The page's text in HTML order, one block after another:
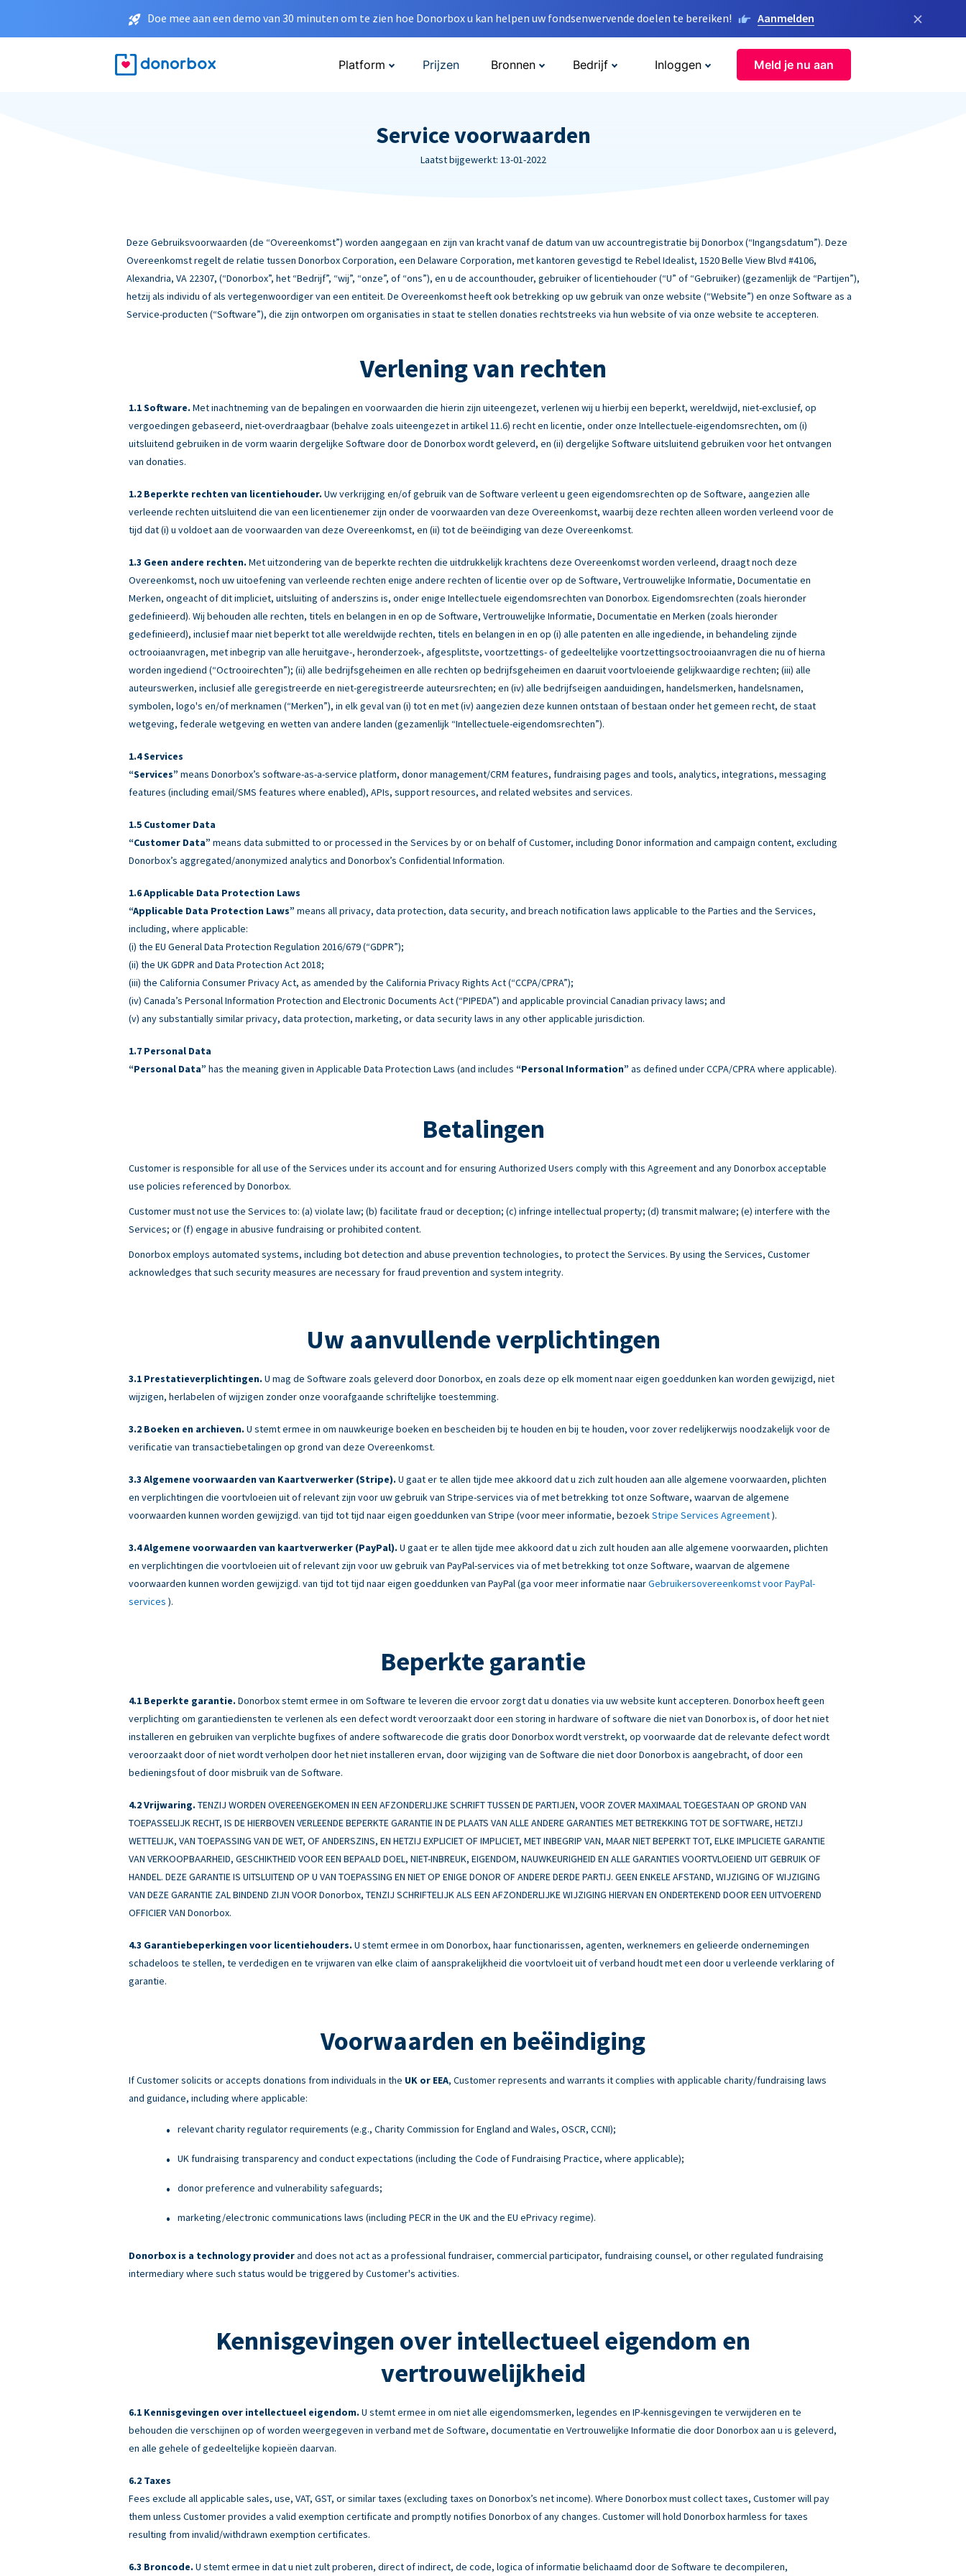
Doe mee aan een demo van 30 minuten om te zien hoe Donorbox u kan helpen uw fondsenwervende doelen te bereiken! Aanmelden ×
Platform Prijzen Bronnen Bedrijf Inloggen Meld je nu aan
Service voorwaarden
Laatst bijgewerkt: 13-01-2022
Deze Gebruiksvoorwaarden (de “Overeenkomst”) worden aangegaan en zijn van kracht vanaf de datum van uw accountregistratie bij Donorbox (“Ingangsdatum”). Deze
Overeenkomst regelt de relatie tussen Donorbox Corporation, een Delaware Corporation, met kantoren gevestigd te Rebel Idealist, 1520 Belle View Blvd #4106,
Alexandria, VA 22307, (“Donorbox”, het “Bedrijf”, “wij”, “onze”, of “ons”), en u de accounthouder, gebruiker of licentiehouder (“U” of “Gebruiker) (gezamenlijk de “Partijen”),
hetzij als individu of als vertegenwoordiger van een entiteit. De Overeenkomst heeft ook betrekking op uw gebruik van onze website (“Website”) en onze Software as a
Service-producten (“Software”), die zijn ontworpen om organisaties in staat te stellen donaties rechtstreeks via hun website of via onze website te accepteren.
Verlening van rechten
Software. Met inachtneming van de bepalingen en voorwaarden die hierin zijn uiteengezet, verlenen wij u hierbij een beperkt, wereldwijd, niet-exclusief, op
vergoedingen gebaseerd, niet-overdraagbaar (behalve zoals uiteengezet in artikel 11.6) recht en licentie, onder onze Intellectuele-eigendomsrechten, om (i)
uitsluitend gebruiken in de vorm waarin dergelijke Software door de Donorbox wordt geleverd, en (ii) dergelijke Software uitsluitend gebruiken voor het ontvangen
van donaties.
Beperkte rechten van licentiehouder. Uw verkrijging en/of gebruik van de Software verleent u geen eigendomsrechten op de Software, aangezien alle
verleende rechten uitsluitend die van een licentienemer zijn onder de voorwaarden van deze Overeenkomst, waarbij deze rechten alleen worden verleend voor de
tijd dat (i) u voldoet aan de voorwaarden van deze Overeenkomst, en (ii) tot de beëindiging van deze Overeenkomst.
Geen andere rechten. Met uitzondering van de beperkte rechten die uitdrukkelijk krachtens deze Overeenkomst worden verleend, draagt noch deze
Overeenkomst, noch uw uitoefening van verleende rechten enige andere rechten of licentie over op de Software, Vertrouwelijke Informatie, Documentatie en
Merken, ongeacht of dit impliciet, uitsluiting of anderszins is, onder enige Intellectuele eigendomsrechten van Donorbox. Eigendomsrechten (zoals hieronder
gedefinieerd). Wij behouden alle rechten, titels en belangen in en op de Software, Vertrouwelijke Informatie, Documentatie en Merken (zoals hieronder
gedefinieerd), inclusief maar niet beperkt tot alle wereldwijde rechten, titels en belangen in en op (i) alle patenten en alle ingediende, in behandeling zijnde
octrooiaanvragen, met inbegrip van alle heruitgave-, heronderzoek-, afgesplitste, voortzettings- of gedeeltelijke voortzettingsoctrooiaanvragen die nu of hierna
worden ingediend (“Octrooirechten”); (ii) alle bedrijfsgeheimen en alle rechten op bedrijfsgeheimen en daaruit voortvloeiende gelijkwaardige rechten; (iii) alle
auteurswerken, inclusief alle geregistreerde en niet-geregistreerde auteursrechten; en (iv) alle bedrijfseigen aanduidingen, handelsmerken, handelsnamen,
symbolen, logo's en/of merknamen (“Merken”), in elk geval van (i) tot en met (iv) aangezien deze kunnen ontstaan of bestaan onder het gemeen recht, de staat
wetgeving, federale wetgeving en wetten van andere landen (gezamenlijk “Intellectuele-eigendomsrechten”).
Services
“Services” means Donorbox’s software-as-a-service platform, donor management/CRM features, fundraising pages and tools, analytics, integrations, messaging
features (including email/SMS features where enabled), APIs, support resources, and related websites and services.
Customer Data
“Customer Data” means data submitted to or processed in the Services by or on behalf of Customer, including Donor information and campaign content, excluding
Donorbox’s aggregated/anonymized analytics and Donorbox’s Confidential Information.
Applicable Data Protection Laws
“Applicable Data Protection Laws” means all privacy, data protection, data security, and breach notification laws applicable to the Parties and the Services,
including, where applicable:
(i) the EU General Data Protection Regulation 2016/679 (“GDPR”);
(ii) the UK GDPR and Data Protection Act 2018;
(iii) the California Consumer Privacy Act, as amended by the California Privacy Rights Act (“CCPA/CPRA”);
(iv) Canada’s Personal Information Protection and Electronic Documents Act (“PIPEDA”) and applicable provincial Canadian privacy laws; and
(v) any substantially similar privacy, data protection, marketing, or data security laws in any other applicable jurisdiction.
Personal Data
“Personal Data” has the meaning given in Applicable Data Protection Laws (and includes “Personal Information” as defined under CCPA/CPRA where applicable).
Betalingen
Customer is responsible for all use of the Services under its account and for ensuring Authorized Users comply with this Agreement and any Donorbox acceptable
use policies referenced by Donorbox.
Customer must not use the Services to: (a) violate law; (b) facilitate fraud or deception; (c) infringe intellectual property; (d) transmit malware; (e) interfere with the
Services; or (f) engage in abusive fundraising or prohibited content.
Donorbox employs automated systems, including bot detection and abuse prevention technologies, to protect the Services. By using the Services, Customer
acknowledges that such security measures are necessary for fraud prevention and system integrity.
Uw aanvullende verplichtingen
Prestatieverplichtingen. U mag de Software zoals geleverd door Donorbox, en zoals deze op elk moment naar eigen goeddunken kan worden gewijzigd, niet
wijzigen, herlabelen of wijzigen zonder onze voorafgaande schriftelijke toestemming.
Boeken en archieven. U stemt ermee in om nauwkeurige boeken en bescheiden bij te houden en bij te houden, voor zover redelijkerwijs noodzakelijk voor de
verificatie van transactiebetalingen op grond van deze Overeenkomst.
Algemene voorwaarden van Kaartverwerker (Stripe). U gaat er te allen tijde mee akkoord dat u zich zult houden aan alle algemene voorwaarden, plichten
en verplichtingen die voortvloeien uit of relevant zijn voor uw gebruik van Stripe-services via of met betrekking tot onze Software, waarvan de algemene
voorwaarden kunnen worden gewijzigd. van tijd tot tijd naar eigen goeddunken van Stripe (voor meer informatie, bezoekStripe Services Agreement).
Algemene voorwaarden van kaartverwerker (PayPal). U gaat er te allen tijde mee akkoord dat u zich zult houden aan alle algemene voorwaarden, plichten
en verplichtingen die voortvloeien uit of relevant zijn voor uw gebruik van PayPal-services via of met betrekking tot onze Software, waarvan de algemene
voorwaarden kunnen worden gewijzigd. van tijd tot tijd naar eigen goeddunken van PayPal (ga voor meer informatie naarGebruikersovereenkomst voor PayPal-
services ).
Beperkte garantie
Beperkte garantie. Donorbox stemt ermee in om Software te leveren die ervoor zorgt dat u donaties via uw website kunt accepteren. Donorbox heeft geen
verplichting om garantiediensten te verlenen als een defect wordt veroorzaakt door een storing in hardware of software die niet van Donorbox is, of door het niet
installeren en gebruiken van verplichte bugfixes of andere softwarecode die gratis door Donorbox wordt verstrekt, op voorwaarde dat de relevante defect wordt
veroorzaakt door of niet wordt verholpen door het niet installeren ervan, door wijziging van de Software die niet door Donorbox is aangebracht, of door een
bedieningsfout of door misbruik van de Software.
Vrijwaring. TENZIJ WORDEN OVEREENGEKOMEN IN EEN AFZONDERLIJKE SCHRIFT TUSSEN DE PARTIJEN, VOOR ZOVER MAXIMAAL TOEGESTAAN OP GROND VAN
TOEPASSELIJK RECHT, IS DE HIERBOVEN VERLEENDE BEPERKTE GARANTIE IN DE PLAATS VAN ALLE ANDERE GARANTIES MET BETREKKING TOT DE SOFTWARE, HETZIJ
WETTELIJK, VAN TOEPASSING VAN DE WET, OF ANDERSZINS, EN HETZIJ EXPLICIET OF IMPLICIET, MET INBEGRIP VAN, MAAR NIET BEPERKT TOT, ELKE IMPLICIETE GARANTIE
VAN VERKOOPBAARHEID, GESCHIKTHEID VOOR EEN BEPAALD DOEL, NIET-INBREUK, EIGENDOM, NAUWKEURIGHEID EN ALLE GARANTIES VOORTVLOEIEND UIT GEBRUIK OF
HANDEL. DEZE GARANTIE IS UITSLUITEND OP U VAN TOEPASSING EN NIET OP ENIGE DONOR OF ANDERE DERDE PARTIJ. GEEN ENKELE AFSTAND, WIJZIGING OF WIJZIGING
VAN DEZE GARANTIE ZAL BINDEND ZIJN VOOR Donorbox, TENZIJ SCHRIFTELIJK ALS EEN AFZONDERLIJKE WIJZIGING HIERVAN EN ONDERTEKEND DOOR EEN UITVOEREND
OFFICIER VAN Donorbox.
Garantiebeperkingen voor licentiehouders. U stemt ermee in om Donorbox, haar functionarissen, agenten, werknemers en gelieerde ondernemingen
schadeloos te stellen, te verdedigen en te vrijwaren van elke claim of aansprakelijkheid die voortvloeit uit of verband houdt met een door u verleende verklaring of
garantie.
Voorwaarden en beëindiging
If Customer solicits or accepts donations from individuals in the UK or EEA, Customer represents and warrants it complies with applicable charity/fundraising laws
and guidance, including where applicable:
relevant charity regulator requirements (e.g., Charity Commission for England and Wales, OSCR, CCNI);
UK fundraising transparency and conduct expectations (including the Code of Fundraising Practice, where applicable);
donor preference and vulnerability safeguards;
marketing/electronic communications laws (including PECR in the UK and the EU ePrivacy regime).
Donorbox is a technology providerand does not act as a professional fundraiser, commercial participator, fundraising counsel, or other regulated fundraising
intermediary where such status would be triggered by Customer's activities.
Kennisgevingen over intellectueel eigendom en
vertrouwelijkheid
Kennisgevingen over intellectueel eigendom. U stemt ermee in om niet alle eigendomsmerken, legendes en IP-kennisgevingen te verwijderen en te
behouden die verschijnen op of worden weergegeven in verband met de Software, documentatie en Vertrouwelijke Informatie die door Donorbox aan u is geleverd,
en alle gehele of gedeeltelijke kopieën daarvan.
Taxes
Fees exclude all applicable sales, use, VAT, GST, or similar taxes (excluding taxes on Donorbox’s net income). Where Donorbox must collect taxes, Customer will pay
them unless Customer provides a valid exemption certificate and promptly notifies Donorbox of any changes. Customer will hold Donorbox harmless for taxes
resulting from invalid/withdrawn exemption certificates.
Broncode. U stemt ermee in dat u niet zult proberen, direct of indirect, de code, logica of informatie belichaamd door de Software te decompileren,